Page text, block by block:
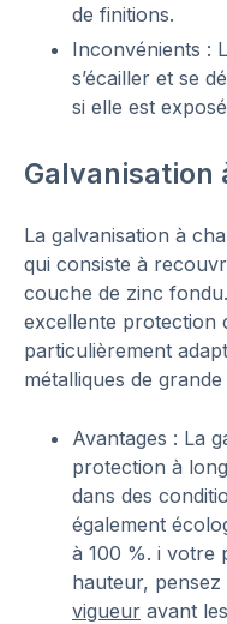
de finitions.
Inconvénients :
s’écailler et se
si elle est
Galvanisation
La galvanisation à
qui consiste à
couche de zinc
excellente protection
particulièrement
métalliques de grande
Avantages : La
protection à
dans des
également
à 100 %. i votre
hauteur,
vigueur avant